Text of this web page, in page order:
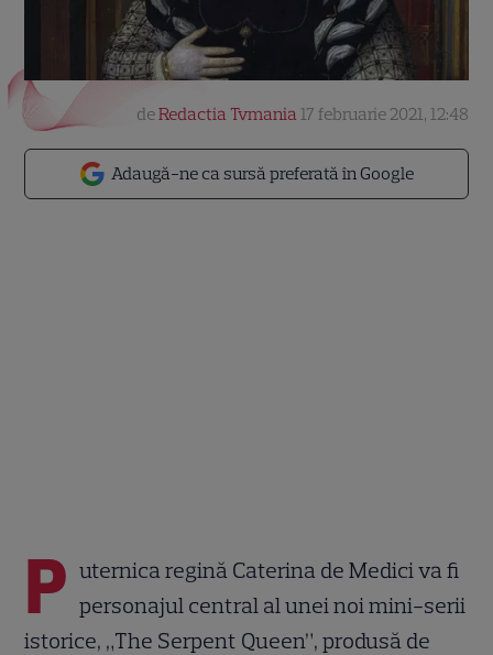
Adaugă-ne ca sursă preferată în Google
deRedactia Tvmania 17 februarie 2021, 12:48
P uternica regină Caterina de Medici va fi
personajul central al unei noi mini-serii
istorice, „The Serpent Queen”, produsă de